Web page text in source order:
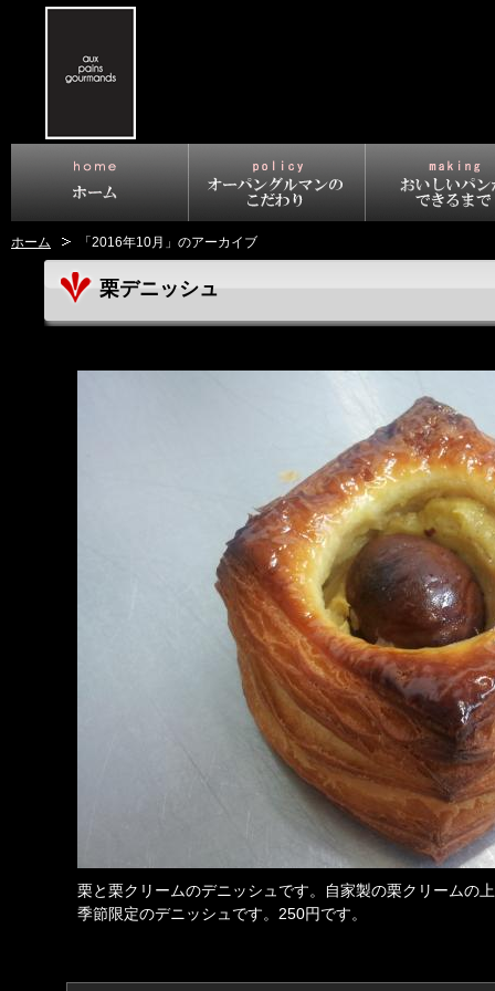
ホーム 「2016年10月」のアーカイブ
栗デニッシュ
栗と栗クリームのデニッシュです。自家製の栗クリームの
季節限定のデニッシュです。250円です。